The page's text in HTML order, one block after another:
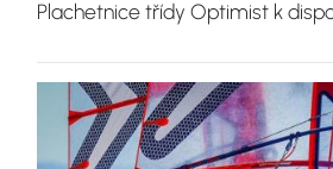
Plachetnice třídy Optimist k